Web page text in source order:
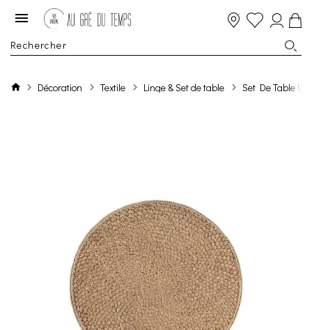
Décoration Textile Linge & Set de table Set De Table